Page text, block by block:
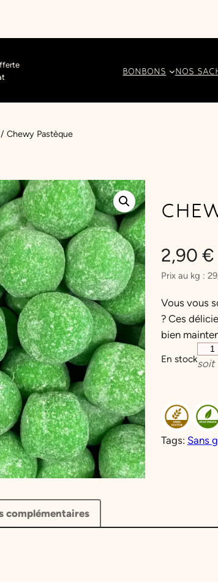
BONBONS NOS
/ Chewy Pastèque
2,90 €
Prix au kg :
Vous vous
? Ces
bien
En stock
u
t
t
h
soit
Tags: Sans
complémentaires